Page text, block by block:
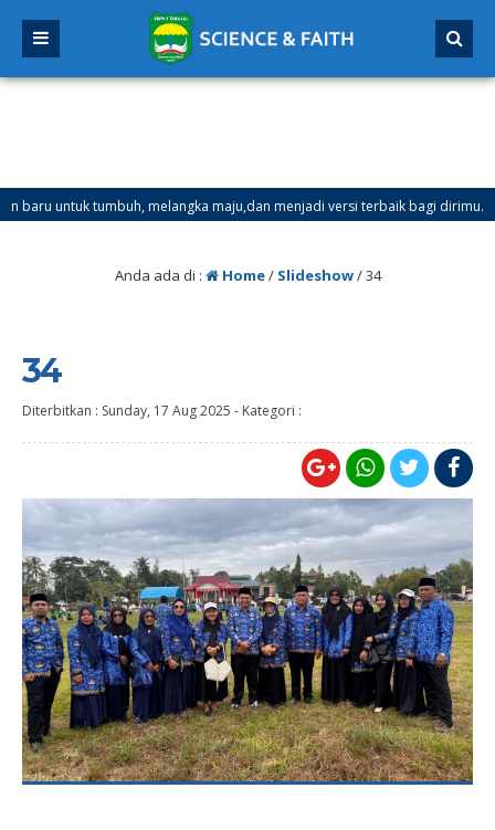
untuk tumbuh, melangka maju,dan menjadi versi terbaik bagi dirimu.
Mulai Tanggal 21 Desember 2025 sd Tanggal 4 Januari 2026
Anda ada di : Home/ Slideshow/34
34
Diterbitkan : Sunday, 17 Aug 2025 - Kategori :